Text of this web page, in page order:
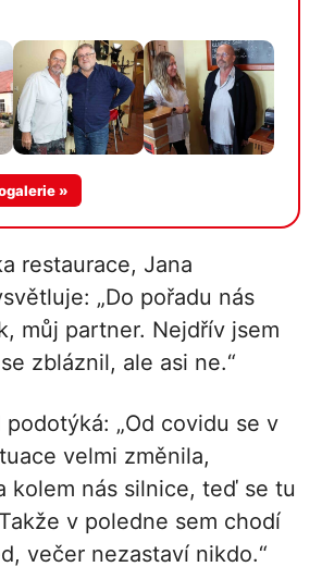
»
restaurace, Jana
„Do pořadu nás
můj partner. Nejdřív jsem
zbláznil, ale asi ne.“
„Od covidu se v
velmi změnila,
kolem nás silnice, teď se tu
v poledne sem chodí
večer nezastaví nikdo.“